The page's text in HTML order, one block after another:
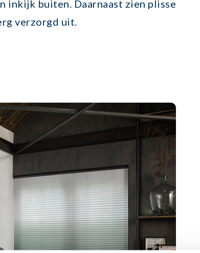
inkijk buiten. Daarnaast zien plisse
verzorgd uit.